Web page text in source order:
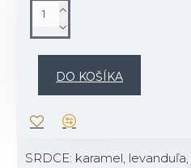
DO KOŠÍKA
a príjemnými vôňami
kardamónu a jantáru.
TOP: korenie, fazuľka
SRDCE: karamel,